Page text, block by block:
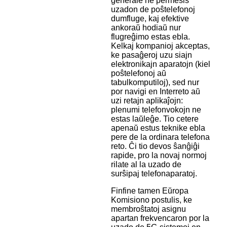
uzadon de poŝtelefonoj
dumfluge, kaj efektive
ankoraŭ hodiaŭ nur
flugreĝimo estas ebla.
Kelkaj kompanioj akceptas,
ke pasaĝeroj uzu siajn
elektronikajn aparatojn (kiel
poŝtelefonoj aŭ
tabulkomputiloj), sed nur
por navigi en Interreto aŭ
uzi retajn aplikaĵojn:
plenumi telefonvokojn ne
estas laŭleĝe. Tio cetere
apenaŭ estus teknike ebla
pere de la ordinara telefona
reto. Ĉi tio devos ŝanĝiĝi
rapide, pro la novaj normoj
rilate al la uzado de
surŝipaj telefonaparatoj.
Finfine tamen Eŭropa
Komisiono postulis, ke
membroŝtatoj asignu
apartan frekvencaron por la